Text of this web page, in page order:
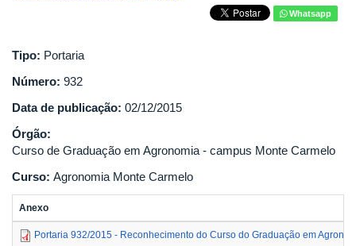
Whatsapp
Tipo: Portaria
Número: 932
Data de publicação: 02/12/2015
Órgão:
Curso de Graduação em Agronomia - campus Monte Carmelo
Curso: Agronomia Monte Carmelo
Anexo
Portaria 932/2015 - Reconhecimento do Curso do Graduação em